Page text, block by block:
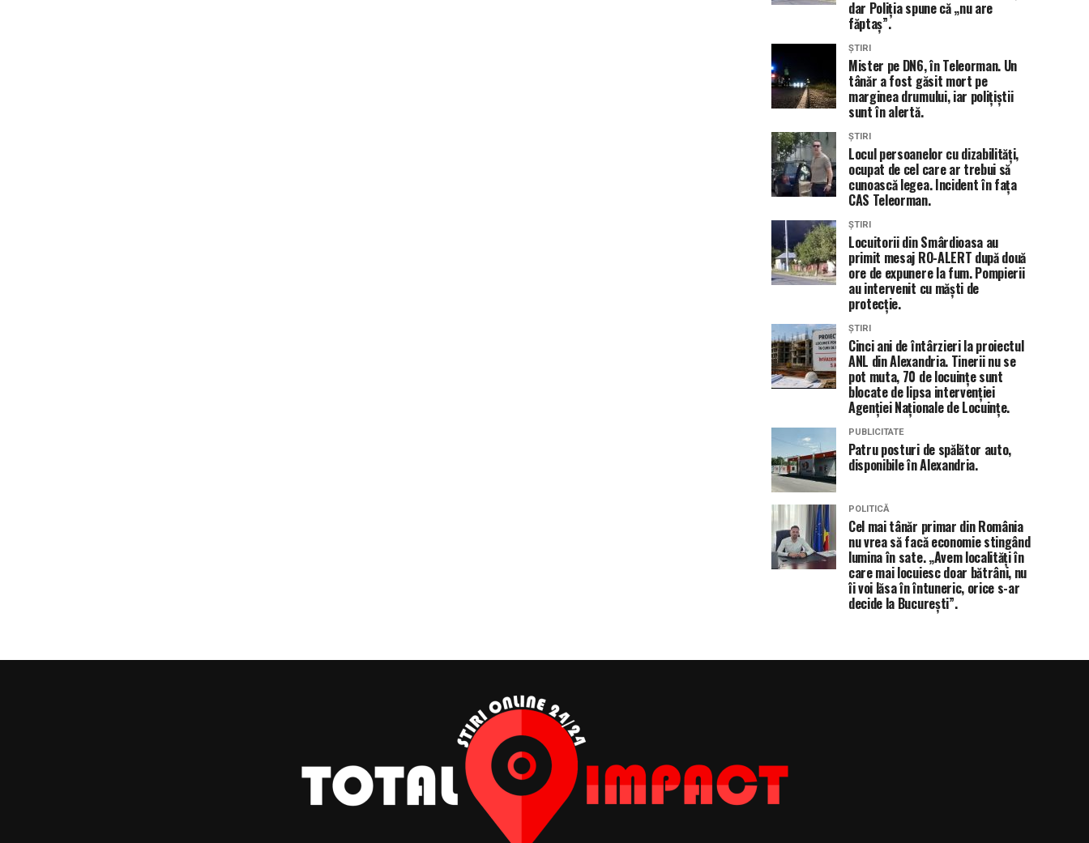
dar Poliția spune că „nu are
făptaș”.
ȘTIRI
Mister pe DN6, în Teleorman. Un
tânăr a fost găsit mort pe
marginea drumului, iar polițiștii
sunt în alertă.
ȘTIRI
Locul persoanelor cu dizabilități,
ocupat de cel care ar trebui să
cunoască legea. Incident în fața
CAS Teleorman.
ȘTIRI
Locuitorii din Smârdioasa au
primit mesaj RO-ALERT după două
ore de expunere la fum. Pompierii
au intervenit cu măști de
protecție.
ȘTIRI
Cinci ani de întârzieri la proiectul
ANL din Alexandria. Tinerii nu se
pot muta, 70 de locuințe sunt
blocate de lipsa intervenției
Agenției Naționale de Locuințe.
PUBLICITATE
Patru posturi de spălător auto,
disponibile în Alexandria.
POLITICĂ
Cel mai tânăr primar din România
nu vrea să facă economie stingând
lumina în sate. „Avem localități în
care mai locuiesc doar bătrâni, nu
îi voi lăsa în întuneric, orice s-ar
decide la București”.